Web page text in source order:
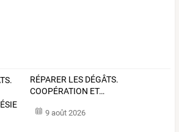
RÉPARER LES DÉGÂTS.
COOPÉRATION ET…
9 août 2026